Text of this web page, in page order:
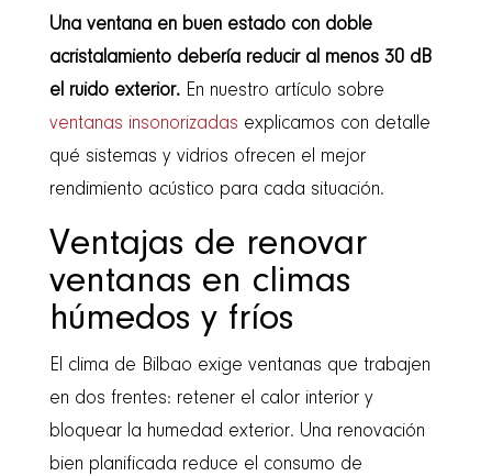
Una ventana en buen estado con doble
acristalamiento debería reducir al menos 30 dB
el ruido exterior.En nuestro artículo sobre
ventanas insonorizadas explicamos con detalle
qué sistemas y vidrios ofrecen el mejor
rendimiento acústico para cada situación.
Ventajas de renovar
ventanas en climas
húmedos y fríos
El clima de Bilbao exige ventanas que trabajen
en dos frentes: retener el calor interior y
bloquear la humedad exterior. Una renovación
bien planificada reduce el consumo de